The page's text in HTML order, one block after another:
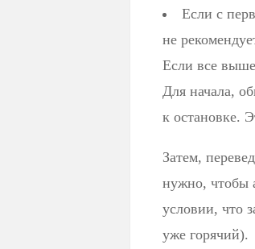
Если с
не
Если все
Для начала,
к остановке.
Затем,
нужно, чтобы
условии, что
уже горячий).